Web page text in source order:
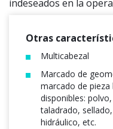
indeseados en la
Otras
Multicabezal
Marcado de
marcado de
disponibles:
taladrado,
hidráulico, etc.